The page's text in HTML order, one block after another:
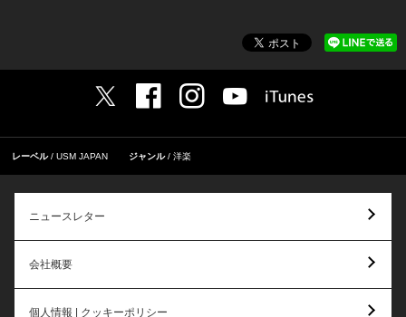
レーベル USM JAPAN ジャンル 洋楽
ニュースレター
会社概要
個人情報 | クッキーポリシー